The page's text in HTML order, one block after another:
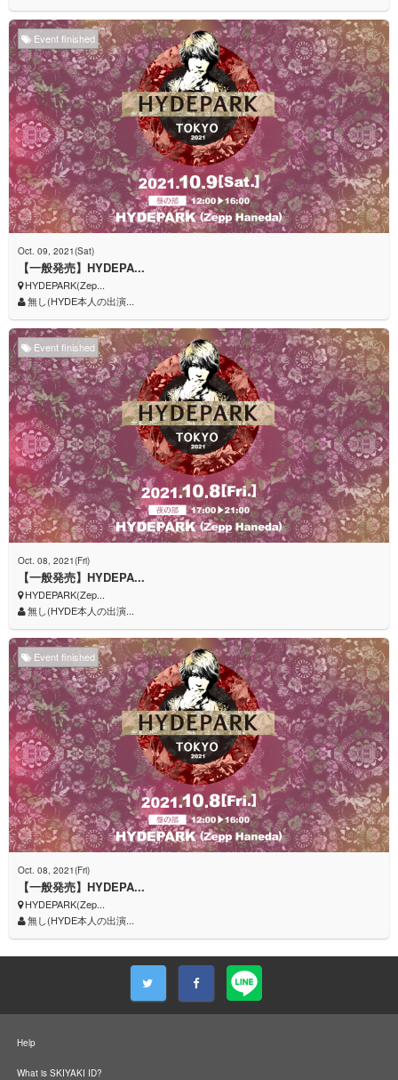
Event finished
Oct. 09, 2021(Sat)
【一般発売】HYDEPA...
HYDEPARK(Zep...
無し(HYDE本人の出演...
Event finished
Oct. 08, 2021(Fri)
【一般発売】HYDEPA...
HYDEPARK(Zep...
無し(HYDE本人の出演...
Event finished
Oct. 08, 2021(Fri)
【一般発売】HYDEPA...
HYDEPARK(Zep...
無し(HYDE本人の出演...
Help
What is SKIYAKI ID?